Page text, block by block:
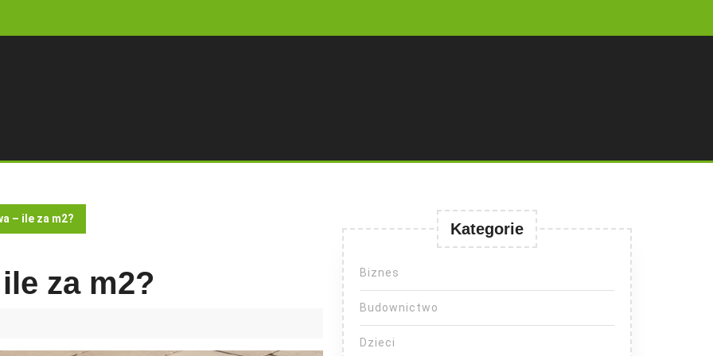
– ile za m2?
za m2?
Kategorie
Biznes
Budownictwo
Dzieci